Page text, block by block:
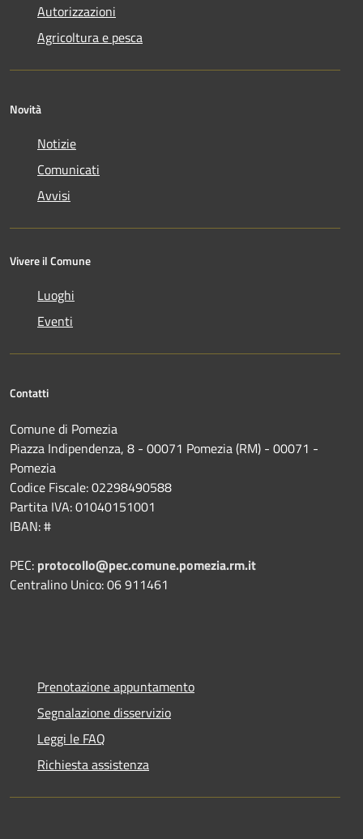
Autorizzazioni
Agricoltura e pesca
Novità
Notizie
Comunicati
Avvisi
Vivere il Comune
Luoghi
Eventi
Contatti
Comune di Pomezia
Piazza Indipendenza, 8 - 00071 Pomezia (RM) - 00071 -
Pomezia
Codice Fiscale: 02298490588
Partita IVA: 01040151001
IBAN: #
PEC: protocollo@pec.comune.pomezia.rm.it
Centralino Unico: 06 911461
Prenotazione appuntamento
Segnalazione disservizio
Leggi le FAQ
Richiesta assistenza